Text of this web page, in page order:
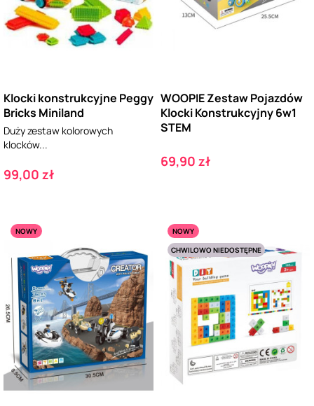
Klocki konstrukcyjne Peggy
Bricks Miniland
Duży zestaw kolorowych
klocków...
Cena
99,00 zł
WOOPIE Zestaw Pojazdów
Klocki Konstrukcyjny 6w1
STEM
Cena
69,90 zł
NOWY
NOWY
CHWILOWO NIEDOSTĘPNE